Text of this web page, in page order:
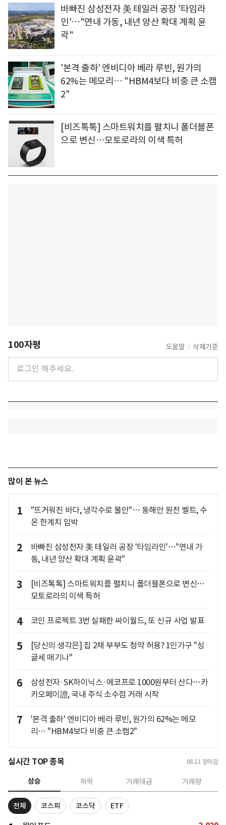
바빠진 삼성전자 美 테일러 공장 '타임라
인'…"연내 가동, 내년 양산 확대 계획 윤
곽"
'본격 출하' 엔비디아 베라 루빈, 원가의
62%는 메모리… "HBM4보다 비중 큰 소캠
2"
[비즈톡톡] 스마트워치를 펼치니 폴더블폰
으로 변신…모토로라의 이색 특허
100자평 도움말 삭제기준
많이 본 뉴스
1
"뜨거워진 바다, 냉각수로 불안"… 동해안 원전 벨트, 수
온 한계치 임박
2
바빠진 삼성전자 美 테일러 공장 '타임라인'…"연내 가
동, 내년 양산 확대 계획 윤곽"
3
[비즈톡톡] 스마트워치를 펼치니 폴더블폰으로 변신…
모토로라의 이색 특허
4 코인 프로젝트 3번 실패한 싸이월드, 또 신규 사업 발표
5
[당신의 생각은] 집 2채 부부도 청약 허용? 1인가구 "싱
글세 매기나"
6
삼성전자·SK하이닉스·에코프로 1000원부터 산다…카
카오페이證, 국내 주식 소수점 거래 시작
7
'본격 출하' 엔비디아 베라 루빈, 원가의 62%는 메모
리… "HBM4보다 비중 큰 소캠2"
실시간 TOP 종목 08.11 장마감
상승 하락 거래대금 거래량
전체 코스피 코스닥 ETF